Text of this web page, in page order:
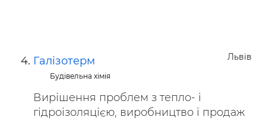
Львів
Галізотерм
Будівельна хімія
Вирішення проблем з тепло- і
гідроізоляцією, виробництво і продаж